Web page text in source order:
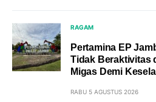
RAGAM
Pertamina EP
Tidak Beraktivitas
Migas Demi
RABU 5 AGUSTUS 2026